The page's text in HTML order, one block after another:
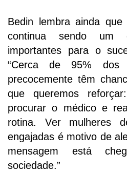
Bedin lembra ainda
continua sendo um
importantes para o
“Cerca de 95% dos
precocemente têm
que queremos
procurar o médico e
rotina. Ver mulheres
engajadas é motivo de
mensagem está
sociedade.”